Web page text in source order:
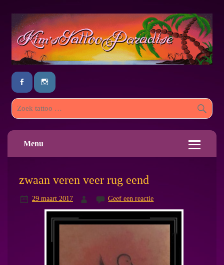
Menu
zwaan veren veer rug eend
29 maart 2017 Geef een reactie